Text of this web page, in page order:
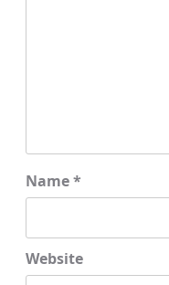
Name*
Website